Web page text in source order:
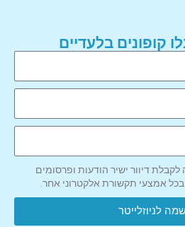
קופונים בלעדיים
דיוור ישיר הודעות ופרסומים
בכל אמצעי תקשורת אלקטרוני אחר.
לניוזלייטר